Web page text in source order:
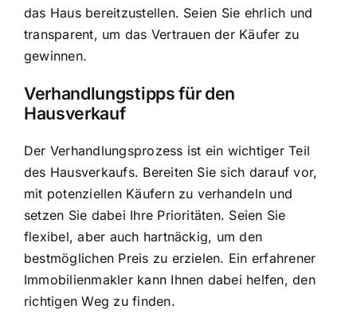
das Haus bereitzustellen. Seien Sie ehrlich und
transparent, um das Vertrauen der Käufer zu
gewinnen.
Verhandlungstipps für den
Hausverkauf
Der Verhandlungsprozess ist ein wichtiger Teil
des Hausverkaufs. Bereiten Sie sich darauf vor,
mit potenziellen Käufern zu verhandeln und
setzen Sie dabei Ihre Prioritäten. Seien Sie
flexibel, aber auch hartnäckig, um den
bestmöglichen Preis zu erzielen. Ein erfahrener
Immobilienmakler kann Ihnen dabei helfen, den
richtigen Weg zu finden.